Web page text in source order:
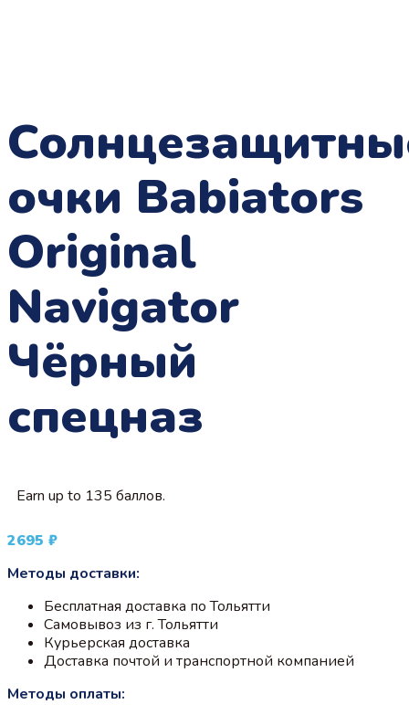
очки Babiators
Original
Navigator
Чёрный
спецназ
Earn up to 135 баллов.
2695 ₽
Методы доставки:
Бесплатная доставка по Тольятти
Самовывоз из г. Тольятти
Курьерская доставка
Доставка почтой и транспортной компанией
Методы оплаты: